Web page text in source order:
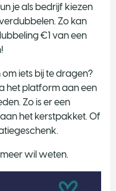
je als bedrijf kiezen
Zo kan
€1 van een
iets bij te dragen?
het platform aan een
Zo is er een
het kerstpakket. Of
wil weten.